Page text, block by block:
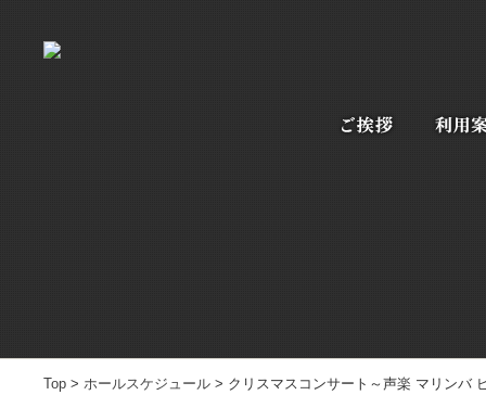
Top > ホールスケジュール > クリスマスコンサート～声楽 マリンバ